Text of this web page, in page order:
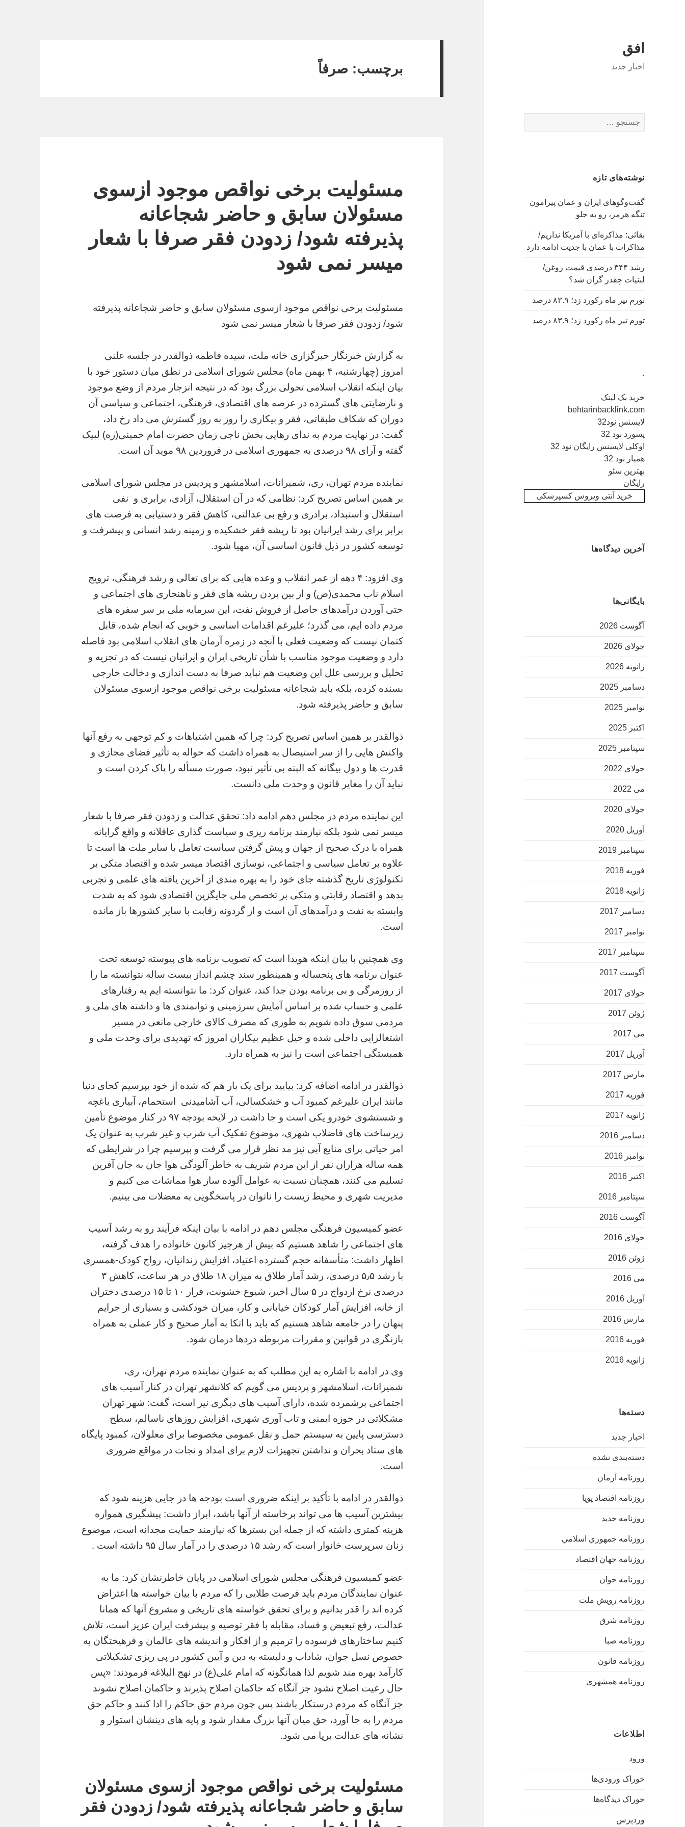
افق
اخبار جدید
برای:
نوشته‌های تازه
گفت‌وگوهای ایران و عمان پیرامون
تنگه هرمز، رو به جلو
بقائی: مذاکره‌ای با آمریکا نداریم/
مذاکرات با عمان با جدیت ادامه دارد
رشد ۳۴۴ درصدی قیمت روغن/
لبنیات چقدر گران شد؟
تورم تیر ماه رکورد زد؛ ۸۳.۹ درصد
تورم تیر ماه رکورد زد؛ ۸۳.۹ درصد
.
خرید بک لینک
behtarinbacklink.com
لایسنس نود32
پسورد نود 32
اوکلی لایسنس رایگان نود 32
همیار نود 32
بهترین سئو
رایگان
خرید آنتی ویروس کسپرسکی
آخرین دیدگاه‌ها
بایگانی‌ها
آگوست 2026
جولای 2026
ژانویه 2026
دسامبر 2025
نوامبر 2025
اکتبر 2025
سپتامبر 2025
جولای 2022
می 2022
جولای 2020
آوریل 2020
سپتامبر 2019
فوریه 2018
ژانویه 2018
دسامبر 2017
نوامبر 2017
سپتامبر 2017
آگوست 2017
جولای 2017
ژوئن 2017
می 2017
آوریل 2017
مارس 2017
فوریه 2017
ژانویه 2017
دسامبر 2016
نوامبر 2016
اکتبر 2016
سپتامبر 2016
آگوست 2016
جولای 2016
ژوئن 2016
می 2016
آوریل 2016
مارس 2016
فوریه 2016
ژانویه 2016
دسته‌ها
اخبار جدید
دسته‌بندی نشده
روزنامه آرمان
روزنامه اقتصاد پویا
روزنامه جدید
روزنامه جمهوري اسلامي
روزنامه جهان اقتصاد
روزنامه جوان
روزنامه رویش ملت
روزنامه شرق
روزنامه صبا
روزنامه قانون
روزنامه همشهری
اطلاعات
ورود
خوراک ورودی‌ها
خوراک دیدگاه‌ها
وردپرس
برچسب: صرفاً
مسئولیت برخی نواقص موجود ازسوی
مسئولان سابق و حاضر شجاعانه
پذیرفته شود/ زدودن فقر صرفا با شعار
میسر نمی شود
مسئولیت برخی نواقص موجود ازسوی مسئولان سابق و حاضر شجاعانه پذیرفته
شود/ زدودن فقر صرفا با شعار میسر نمی شود
به گزارش خبرنگار خبرگزاری خانه ملت، سیده فاطمه ذوالقدر در جلسه علنی
امروز (چهارشنبه، ۴ بهمن ماه) مجلس شورای اسلامی در نطق میان دستور خود با
بیان اینکه انقلاب اسلامی تحولی بزرگ بود که در نتیجه انزجار مردم از وضع موجود
و نارضایتی های گسترده در عرصه های اقتصادی، فرهنگی، اجتماعی و سیاسی آن
دوران که شکاف طبقاتی، فقر و بیکاری را روز به روز گسترش می داد رخ داد،
گفت: در نهایت مردم به ندای رهایی بخش ناجی زمان حضرت امام خمینی(ره) لبیک
گفته و آرای ۹۸ درصدی به جمهوری اسلامی در فروردین ۹۸ موید آن است.
نماینده مردم تهران، ری، شمیرانات، اسلامشهر و پردیس در مجلس شورای اسلامی
بر همین اساس تصریح کرد: نظامی که در آن استقلال، آزادی، برابری و نفی
استقلال و استبداد، برادری و رفع بی عدالتی، کاهش فقر و دستیابی به فرصت های
برابر برای رشد ایرانیان بود تا ریشه فقر خشکیده و زمینه رشد انسانی و پیشرفت و
توسعه کشور در ذیل قانون اساسی آن، مهیا شود.
وی افزود: ۴ دهه از عمر انقلاب و وعده هایی که برای تعالی و رشد فرهنگی، ترویج
اسلام ناب محمدی(ص) و از بین بردن ریشه های فقر و ناهنجاری های اجتماعی و
حتی آوردن درآمدهای حاصل از فروش نفت، این سرمایه ملی بر سر سفره های
مردم داده ایم، می گذرد؛ علیرغم اقدامات اساسی و خوبی که انجام شده، قابل
کتمان نیست که وضعیت فعلی با آنچه در زمره آرمان های انقلاب اسلامی بود فاصله
دارد و وضعیت موجود مناسب با شأن تاریخی ایران و ایرانیان نیست که در تجزیه و
تحلیل و بررسی علل این وضعیت هم نباید صرفا به دست اندازی و دخالت خارجی
بسنده کرده، بلکه باید شجاعانه مسئولیت برخی نواقص موجود ازسوی مسئولان
سابق و حاضر پذیرفته شود.
ذوالقدر بر همین اساس تصریح کرد: چرا که همین اشتباهات و کم توجهی به رفع آنها
واکنش هایی را از سر استیصال به همراه داشت که حواله به تأثیر فضای مجازی و
قدرت ها و دول بیگانه که البته بی تأثیر نبود، صورت مسأله را پاک کردن است و
نباید آن را مغایر قانون و وحدت ملی دانست.
این نماینده مردم در مجلس دهم ادامه داد: تحقق عدالت و زدودن فقر صرفا با شعار
میسر نمی شود بلکه نیازمند برنامه ریزی و سیاست گذاری عاقلانه و واقع گرایانه
همراه با درک صحیح از جهان و پیش گرفتن سیاست تعامل با سایر ملت ها است تا
علاوه بر تعامل سیاسی و اجتماعی، نوسازی اقتصاد میسر شده و اقتصاد متکی بر
تکنولوژی تاریخ گذشته جای خود را به بهره مندی از آخرین یافته های علمی و تجربی
بدهد و اقتصاد رقابتی و متکی بر تخصص ملی جایگزین اقتصادی شود که به شدت
وابسته به نفت و درآمدهای آن است و از گردونه رقابت با سایر کشورها باز مانده
است.
وی همچنین با بیان اینکه هویدا است که تصویب برنامه های پیوسته توسعه تحت
عنوان برنامه های پنجساله و همینطور سند چشم انداز بیست ساله نتوانسته ما را
از روزمرگی و بی برنامه بودن جدا کند، عنوان کرد: ما نتوانسته ایم به رفتارهای
علمی و حساب شده بر اساس آمایش سرزمینی و توانمندی ها و داشته های ملی و
مردمی سوق داده شویم به طوری که مصرف کالای خارجی مانعی در مسیر
اشتغالزایی داخلی شده و خیل عظیم بیکاران امروز که تهدیدی برای وحدت ملی و
همبستگی اجتماعی است را نیز به همراه دارد.
ذوالقدر در ادامه اضافه کرد: بیایید برای یک بار هم که شده از خود بپرسیم کجای دنیا
مانند ایران علیرغم کمبود آب و خشکسالی، آب آشامیدنی استحمام، آبیاری باغچه
و شستشوی خودرو یکی است و جا داشت در لایحه بودجه ۹۷ در کنار موضوع تأمین
زیرساخت های فاضلاب شهری، موضوع تفکیک آب شرب و غیر شرب به عنوان یک
امر حیاتی برای منابع آبی نیز مد نظر قرار می گرفت و بپرسیم چرا در شرایطی که
همه ساله هزاران نفر از این مردم شریف به خاطر آلودگی هوا جان به جان آفرین
تسلیم می کنند، همچنان نسبت به عوامل آلوده ساز هوا مماشات می کنیم و
مدیریت شهری و محیط زیست را ناتوان در پاسخگویی به معضلات می بینیم.
عضو کمیسیون فرهنگی مجلس دهم در ادامه با بیان اینکه فرآیند رو به رشد آسیب
های اجتماعی را شاهد هستیم که بیش از هرچیز کانون خانواده را هدف گرفته،
اظهار داشت: متأسفانه حجم گسترده اعتیاد، افزایش زندانیان، رواج کودک-همسری
با رشد ۵٫۵ درصدی، رشد آمار طلاق به میزان ۱۸ طلاق در هر ساعت، کاهش ۳
درصدی نرخ ازدواج در ۵ سال اخیر، شیوع خشونت، فرار ۱۰ تا ۱۵ درصدی دختران
از خانه، افزایش آمار کودکان خیابانی و کار، میزان خودکشی و بسیاری از جرایم
پنهان را در جامعه شاهد هستیم که باید با اتکا به آمار صحیح و کار عملی به همراه
بازنگری در قوانین و مقررات مربوطه دردها درمان شود.
وی در ادامه با اشاره به این مطلب که به عنوان نماینده مردم تهران، ری،
شمیرانات، اسلامشهر و پردیس می گویم که کلانشهر تهران در کنار آسیب های
اجتماعی برشمرده شده، دارای آسیب های دیگری نیز است، گفت: شهر تهران
مشکلاتی در حوزه ایمنی و تاب آوری شهری، افزایش روزهای ناسالم، سطح
دسترسی پایین به سیستم حمل و نقل عمومی مخصوصا برای معلولان، کمبود پایگاه
های ستاد بحران و نداشتن تجهیزات لازم برای امداد و نجات در مواقع ضروری
است.
ذوالقدر در ادامه با تأکید بر اینکه ضروری است بودجه ها در جایی هزینه شود که
بیشترین آسیب ها می تواند برخاسته از آنها باشد، ابراز داشت: پیشگیری همواره
هزینه کمتری داشته که از جمله این بسترها که نیازمند حمایت مجدانه است، موضوع
زنان سرپرست خانوار است که رشد ۱۵ درصدی را در آمار سال ۹۵ داشته است .
عضو کمیسیون فرهنگی مجلس شورای اسلامی در پایان خاطرنشان کرد: ما به
عنوان نمایندگان مردم باید فرصت طلایی را که مردم با بیان خواسته ها اعتراض
کرده اند را قدر بدانیم و برای تحقق خواسته های تاریخی و مشروع آنها که همانا
عدالت، رفع تبعیض و فساد، مقابله با فقر توصیه و پیشرفت ایران عزیز است، تلاش
کنیم ساختارهای فرسوده را ترمیم و از افکار و اندیشه های عالمان و فرهیختگان به
خصوص نسل جوان، شاداب و دلبسته به دین و آیین کشور در پی ریزی تشکیلاتی
کارآمد بهره مند شویم لذا همانگونه که امام علی(ع) در نهج البلاغه فرمودند: «پس
حال رعیت اصلاح نشود جز آنگاه که حاکمان اصلاح پذیرند و حاکمان اصلاح نشوند
جز آنگاه که مردم درستکار باشند پس چون مردم حق حاکم را ادا کنند و حاکم حق
مردم را به جا آورد، حق میان آنها بزرگ مقدار شود و پایه های دینشان استوار و
نشانه های عدالت برپا می شود.
مسئولیت برخی نواقص موجود ازسوی مسئولان
سابق و حاضر شجاعانه پذیرفته شود/ زدودن فقر